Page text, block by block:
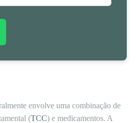
envolve uma combinação de
(TCC) e medicamentos. A